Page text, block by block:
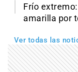
Frío
amarilla por
Ver todas las